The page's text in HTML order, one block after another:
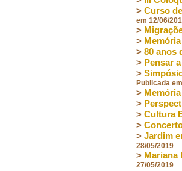
> Curso
em 12/06/
>
>
> 80 anos
> Pensar
>
Publicada
>
>
> Cultura
>
> Jardim
28/05/2019
> Mariana
27/05/2019